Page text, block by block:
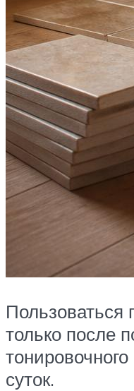
Пользоваться
только после
суток.